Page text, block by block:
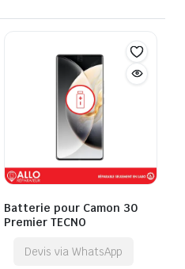
Batterie pour Camon 30
Premier TECNO
Devis via WhatsApp